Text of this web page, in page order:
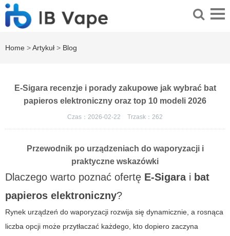
Home >Artykuł > Blog
E-Sigara recenzje i porady zakupowe jak wybrać bat
papieros elektroniczny oraz top 10 modeli 2026
Czas：2026-02-22 Trzask： 262
Przewodnik po urządzeniach do waporyzacji i
praktyczne wskazówki
Dlaczego warto poznać ofertę E-Sigarai bat
papieros elektroniczny?
Rynek urządzeń do waporyzacji rozwija się dynamicznie, a rosnąca
liczba opcji może przytłaczać każdego, kto dopiero zaczyna